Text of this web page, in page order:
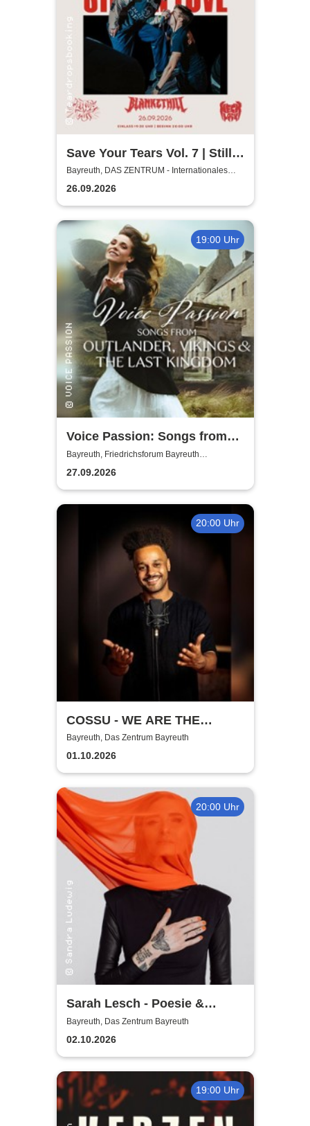
Save Your Tears Vol. 7 | Still
in Love, Blanket Hill,
Necklock, Glass Out
Bayreuth, DAS ZENTRUM - Internationales
Jugendkulturzentrum Bayreuth
26.09.2026
19:00 Uhr
Voice Passion: Songs from
Outlander, Vikings & The Last
Kingdom
Bayreuth, Friedrichsforum Bayreuth
(Balkonsaal)
27.09.2026
20:00 Uhr
COSSU - WE ARE THE
GERMANS - Stand-Up
Comedy
Bayreuth, Das Zentrum Bayreuth
01.10.2026
20:00 Uhr
Sarah Lesch - Poesie &
Widerstand Tour
Bayreuth, Das Zentrum Bayreuth
02.10.2026
19:00 Uhr